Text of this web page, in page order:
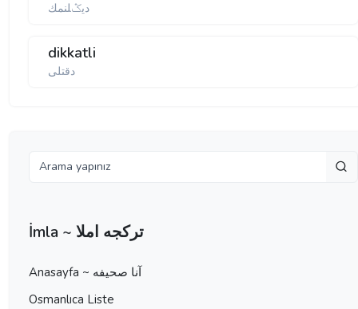
دیݣلنمك
dikkatli
دقتلی
İmla ~ تركجه املا
Anasayfa ~ آنا صحيفه
Osmanlıca Liste